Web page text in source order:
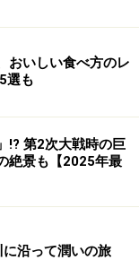
おいしい食べ方のレ
選も
!? 第2次大戦時の巨
絶景も【2025年最
沿って潤いの旅